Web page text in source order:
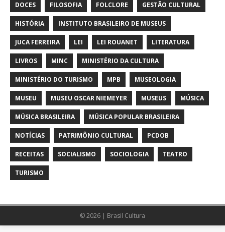
DOCES FILOSOFIA FOLCLORE GESTÃO CULTURAL
HISTÓRIA INSTITUTO BRASILEIRO DE MUSEUS
JUCA FERREIRA LEI LEI ROUANET LITERATURA
LIVROS MINC MINISTÉRIO DA CULTURA
MINISTÉRIO DO TURISMO MPB MUSEOLOGIA
MUSEU MUSEU OSCAR NIEMEYER MUSEUS MÚSICA
MÚSICA BRASILEIRA MÚSICA POPULAR BRASILEIRA
NOTÍCIAS PATRIMÔNIO CULTURAL PCDOB
RECEITAS SOCIALISMO SOCIOLOGIA TEATRO
TURISMO
© 2026 | Brasil Cultura